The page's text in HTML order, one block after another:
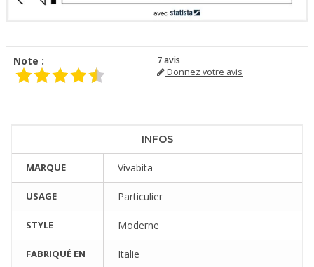
Note : 7avis
Donnez votre avis
INFOS
MARQUE Vivabita
USAGE Particulier
STYLE Moderne
FABRIQUÉ EN Italie